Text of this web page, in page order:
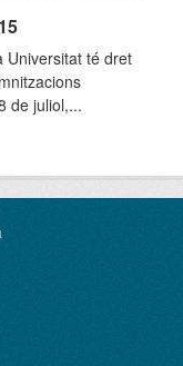
Universitat té dret
de juliol,...